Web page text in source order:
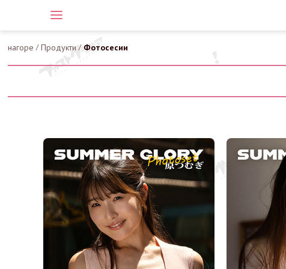
нагоре /Продукти / Фотосесии